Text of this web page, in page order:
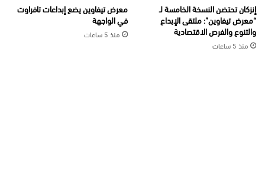
إنزكان تحتضن النسخة الخامسة لـ
“معرض تيفاوين”: ملتقى الإبداع
والتنوع والفرص الاقتصادية
منذ 5 ساعات
معرض تيفاوين يضع إبداعات تافراوت
في الواجهة
منذ 5 ساعات